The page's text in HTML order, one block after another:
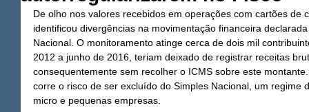
De olho nos valores recebidos em operações com cartões de
identificou divergências na movimentação financeira
Nacional. O monitoramento atinge cerca de dois mil
2012 a junho de 2016, teriam deixado de registrar receitas
consequentemente sem recolher o ICMS sobre este
corre o risco de ser excluído do Simples Nacional, um regime
micro e pequenas empresas.